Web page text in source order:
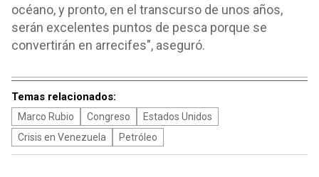
océano, y pronto, en el transcurso de unos años,
serán excelentes puntos de pesca porque se
convertirán en arrecifes", aseguró.
Temas relacionados:
Marco Rubio Congreso
Estados Unidos
Crisis en Venezuela
Petróleo